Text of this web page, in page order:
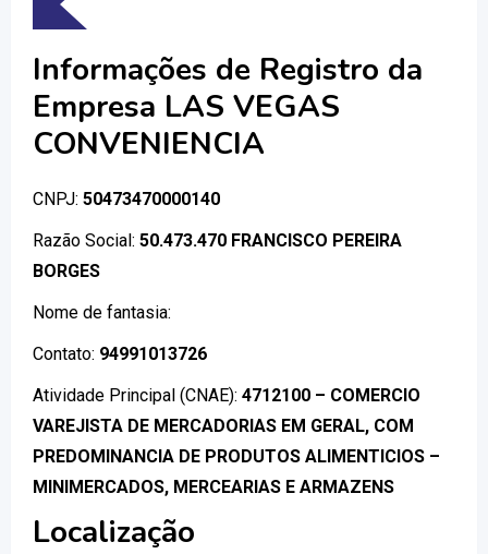
Informações de Registro da
Empresa LAS VEGAS
CONVENIENCIA
CNPJ: 50473470000140
Razão Social: 50.473.470 FRANCISCO PEREIRA
BORGES
Nome de fantasia:
Contato: 94991013726
Atividade Principal (CNAE): 4712100 – COMERCIO
VAREJISTA DE MERCADORIAS EM GERAL, COM
PREDOMINANCIA DE PRODUTOS ALIMENTICIOS –
MINIMERCADOS, MERCEARIAS E ARMAZENS
Localização